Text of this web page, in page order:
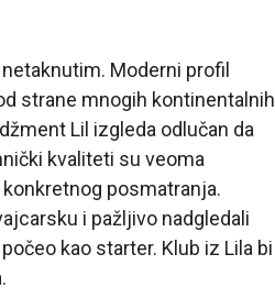
Moderni profil
strane mnogih kontinentalnih
Lil izgleda odlučan da
kvaliteti su veoma
konkretnog posmatranja.
i pažljivo nadgledali
kao starter. Klub iz Lila bi